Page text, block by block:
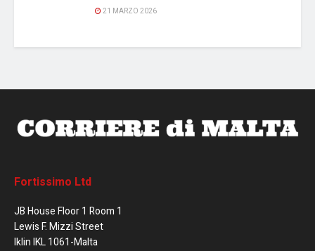
21 MARZO 2026
Fortissimo Ltd
JB House Floor 1 Room 1
Lewis F. Mizzi Street
Iklin IKL 1061-Malta